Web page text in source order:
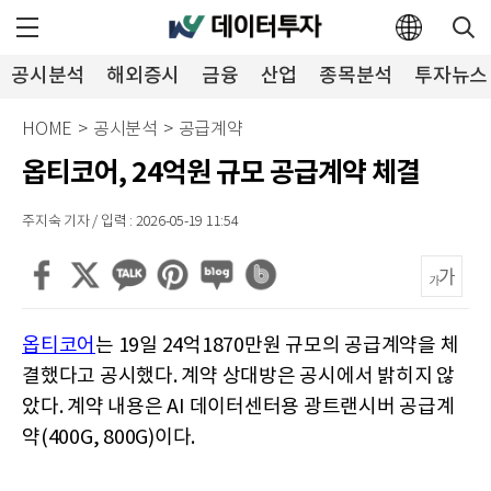
공시분석 해외증시 금융 산업 종목분석 투자뉴스
HOME > 공시분석 > 공급계약
옵티코어, 24억원 규모 공급계약 체결
주지숙 기자 / 입력 : 2026-05-19 11:54
옵티코어 는 19일 24억1870만원 규모의 공급계약을 체
결했다고 공시했다. 계약 상대방은 공시에서 밝히지 않
았다. 계약 내용은 AI 데이터센터용 광트랜시버 공급계
약(400G, 800G)이다.